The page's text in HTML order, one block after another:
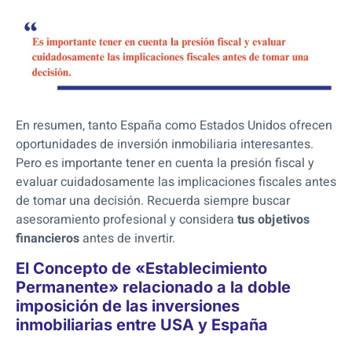
En resumen, tanto España como Estados Unidos ofrecen
oportunidades de inversión inmobiliaria interesantes.
Pero es importante tener en cuenta la presión fiscal y
evaluar cuidadosamente las implicaciones fiscales antes
de tomar una decisión. Recuerda siempre buscar
asesoramiento profesional y considera tus objetivos
financieros antes de invertir.
El Concepto de «Establecimiento
Permanente» relacionado a la doble
imposición de las inversiones
inmobiliarias entre USA y España